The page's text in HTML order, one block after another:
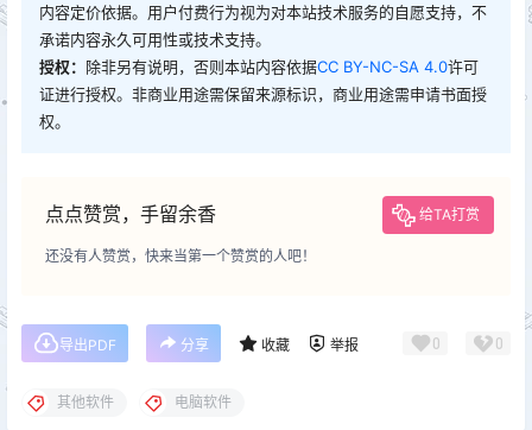
内容定价依据。用户付费行为视为对本站技术服务的自愿支持，不
承诺内容永久可用性或技术支持。
授权： 除非另有说明，否则本站内容依据CC BY-NC-SA 4.0许可
证进行授权。非商业用途需保留来源标识，商业用途需申请书面授
权。
点点赞赏，手留余香 给TA打赏
还没有人赞赏，快来当第一个赞赏的人吧！
导出PDF 分享 收藏 举报 0 0
其他软件 电脑软件